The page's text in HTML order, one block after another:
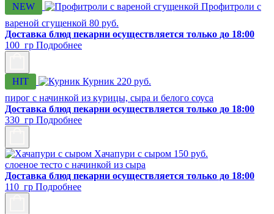
NEW
Профитроли с
вареной сгущенкой 80 руб.
Доставка блюд пекарни осуществляется только до 18:00
100 гр Подробнее
HIT Курник 220 руб.
пирог с начинкой из курицы, сыра и белого соуса
Доставка блюд пекарни осуществляется только до 18:00
330 гр Подробнее
Хачапури с сыром 150 руб.
слоеное тесто с начинкой из сыра
Доставка блюд пекарни осуществляется только до 18:00
110 гр Подробнее